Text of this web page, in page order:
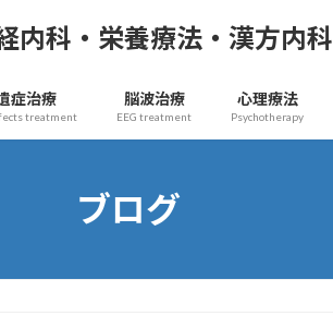
科・栄養療法・漢方内科
症治療
treatment
脳波治療
EEG treatment
心理療法
Psychotherapy
ブログ